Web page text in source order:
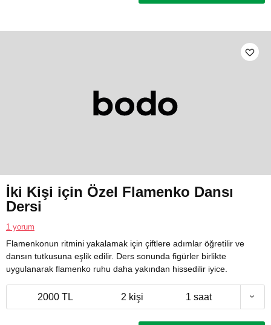
İki Kişi için Özel Flamenko Dansı
Dersi
1 yorum
Flamenkonun ritmini yakalamak için çiftlere adımlar öğretilir ve
dansın tutkusuna eşlik edilir. Ders sonunda figürler birlikte
uygulanarak flamenko ruhu daha yakından hissedilir iyice.
2000 TL 2 kişi 1 saat